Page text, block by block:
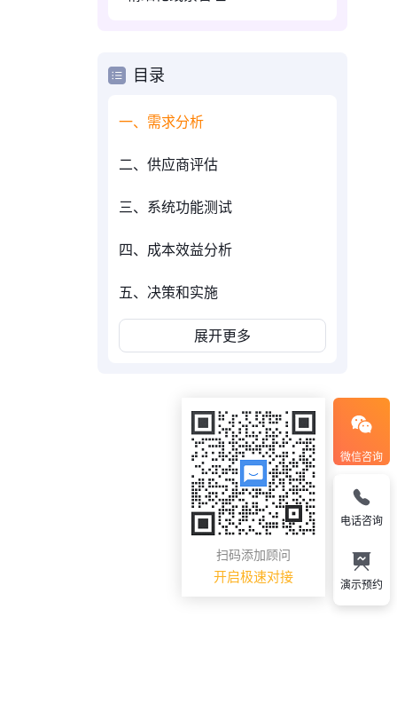
目录
一、需求分析
二、供应商评估
三、系统功能测试
四、成本效益分析
五、决策和实施
展开更多
微信咨询
扫码添加顾问
开启极速对接
电话咨询
演示预约